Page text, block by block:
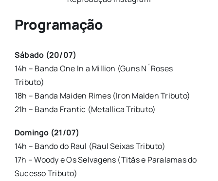
Programação
Sábado (20/07)
14h – Banda One In a Million (Guns N´Roses
Tributo)
18h – Banda Maiden Rimes (Iron Maiden Tributo)
21h – Banda Frantic (Metallica Tributo)
Domingo (21/07)
14h – Bando do Raul (Raul Seixas Tributo)
17h – Woody e Os Selvagens (Titãs e Paralamas do
Sucesso Tributo)